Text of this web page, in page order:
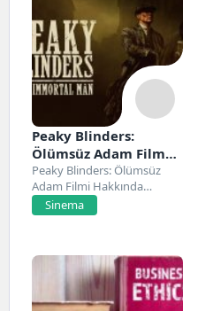
Peaky Blinders:
Ölümsüz Adam Film
Konusu, Oyuncuları
ve İnceleme
Peaky Blinders: Ölümsüz
Adam Filmi Hakkında
Netflix’te 20 Mart 2026...
Sinema